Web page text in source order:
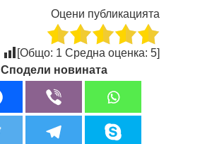
Оцени публикацията
[Общо: 1 Средна оценка: 5]
Сподели новината